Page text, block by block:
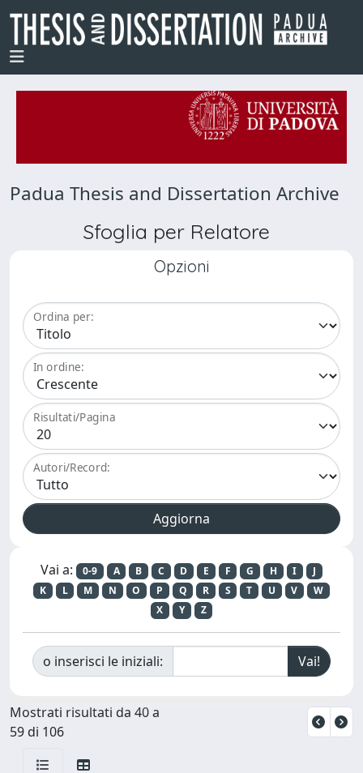
Padua Thesis and Dissertation Archive
Sfoglia per Relatore
Opzioni
Ordina per:
In ordine:
Risultati/Pagina
Autori/Record:
Vai a: 0-9 A B C D E F G H I
J
K
L M N O P Q R S T U V
W
X
Y Z
o inserisci le iniziali:
Mostrati risultati da 40 a
59 di 106